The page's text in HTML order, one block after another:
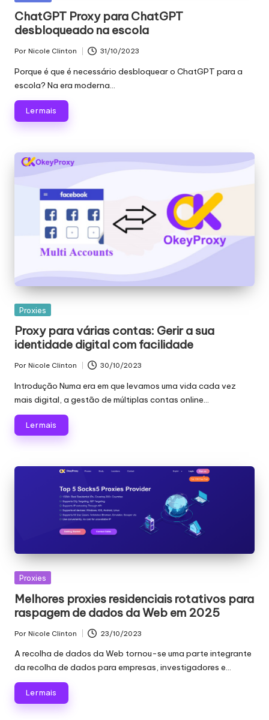
n
c
i
a
is
p
r
a
s
a
s
s
u
a
s
n
c
d
a
d
e
s
[
T
e
proxy,
recolha
de
e
muito
mais.
ChatGPT Proxy para ChatGPT
desbloqueado na escola
por
Por Nicole Clinton 31/10/2023
Porque é que é necessário desbloquear o ChatGPT para a
escola? Na era moderna...
Ler mais
Publicado
Proxies
Proxy para várias contas: Gerir a sua
identidade digital com facilidade
Publicado
por
Por Nicole Clinton 30/10/2023
Introdução Numa era em que levamos uma vida cada vez
mais digital, a gestão de múltiplas contas online...
Ler mais
Publicado
Proxies
Melhores proxies residenciais rotativos para
raspagem de dados da Web em 2025
Publicado
por
Por Nicole Clinton 23/10/2023
A recolha de dados da Web tornou-se uma parte integrante
da recolha de dados para empresas, investigadores e...
Ler mais